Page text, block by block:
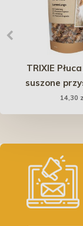
TRIXIE
suszone
psa
14,30